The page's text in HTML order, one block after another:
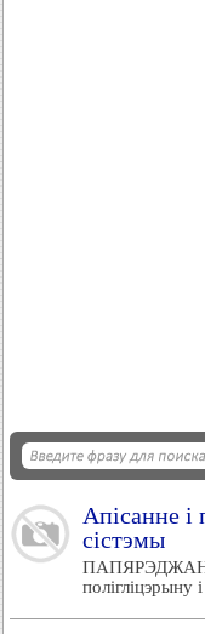
Апісанне
сістэмы
полігліцэрыну